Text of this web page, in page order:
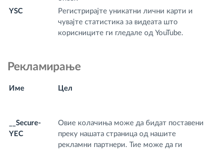
YSC
Регистрирајте уникатни лични карти и
чувајте статистика за видеата што
корисниците ги гледале од YouTube.
Рекламирање
Име Цел
__Secure-
YEC
Овие колачиња може да бидат поставени
преку нашата страница од нашите
рекламни партнери. Тие може да ги